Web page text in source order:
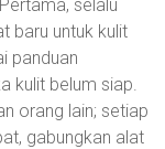
selalu
baru untuk kulit
panduan
kulit belum siap.
orang lain; setiap
gabungkan alat